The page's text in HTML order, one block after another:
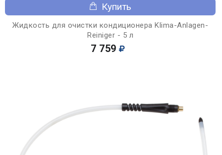
Купить
Жидкость для очистки кондиционера Klima-Anlagen-
Reiniger - 5 л
7 759